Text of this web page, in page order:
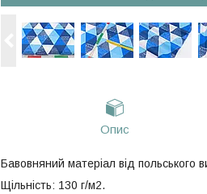
Опис
Бавовняний матеріал від польського
Щільність: 130 г/м2.